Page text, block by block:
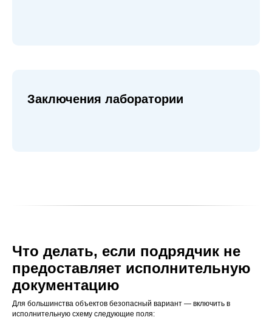
Заключения лаборатории
Что делать, если подрядчик не
предоставляет исполнительную
документацию
Для большинства объектов безопасный вариант — включить в
исполнительную схему следующие поля: